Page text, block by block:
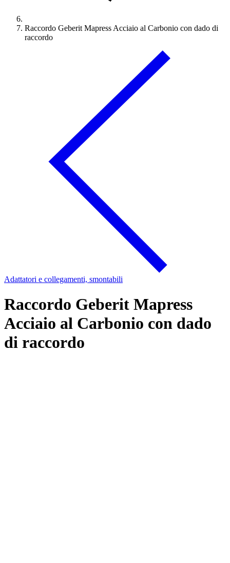
Raccordo Geberit Mapress Acciaio al Carbonio con dado di
raccordo
Adattatori e collegamenti, smontabili
Raccordo Geberit Mapress
Acciaio al Carbonio con dado
di raccordo